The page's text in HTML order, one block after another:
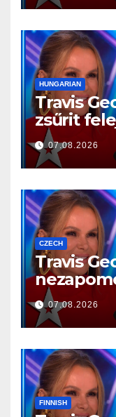
HUNGARIAN
Travis
zsűrit
07.08.2026
CZECH
Travis
07.08.2026
FINNISH